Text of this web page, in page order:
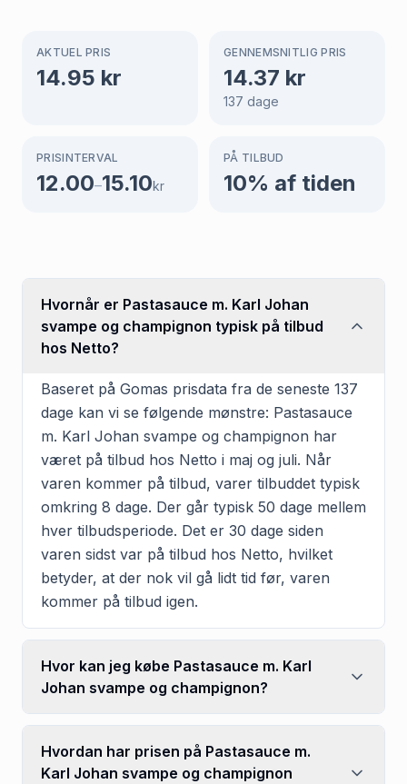
AKTUEL PRIS
14.95 kr
GENNEMSNITLIG PRIS
14.37 kr
137 dage
PRISINTERVAL
12.00–15.10kr
PÅ TILBUD
10% af tiden
Hvornår er Pastasauce m. Karl Johan
svampe og champignon typisk på tilbud
hos Netto?
Baseret på Gomas prisdata fra de seneste 137
dage kan vi se følgende mønstre: Pastasauce
m. Karl Johan svampe og champignon har
været på tilbud hos Netto i maj og juli. Når
varen kommer på tilbud, varer tilbuddet typisk
omkring 8 dage. Der går typisk 50 dage mellem
hver tilbudsperiode. Det er 30 dage siden
varen sidst var på tilbud hos Netto, hvilket
betyder, at der nok vil gå lidt tid før, varen
kommer på tilbud igen.
Hvor kan jeg købe Pastasauce m. Karl
Johan svampe og champignon?
Hvordan har prisen på Pastasauce m.
Karl Johan svampe og champignon